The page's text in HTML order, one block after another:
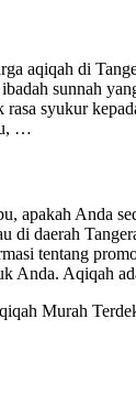
aqiqah di
sunnah
syukur
…
apakah Anda
di daerah
tentang
Anda. Aqiqah
Murah